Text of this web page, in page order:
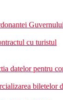
cu turistul
datelor pentru
biletelor